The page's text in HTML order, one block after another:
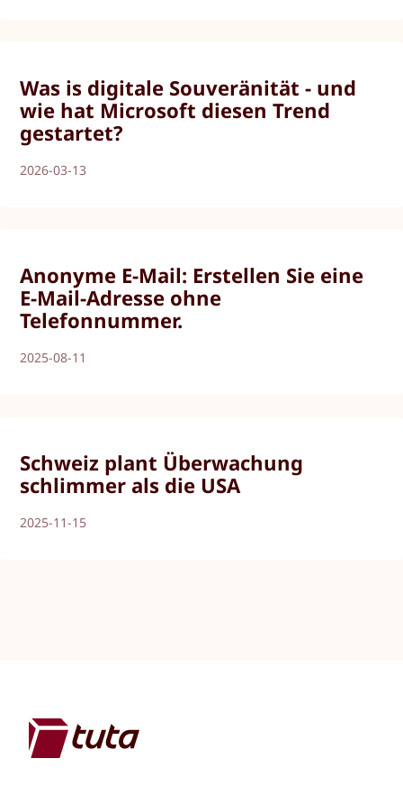
Was is digitale Souveränität - und
wie hat Microsoft diesen Trend
gestartet?
2026-03-13
Anonyme E-Mail: Erstellen Sie eine
E-Mail-Adresse ohne
Telefonnummer.
2025-08-11
Schweiz plant Überwachung
schlimmer als die USA
2025-11-15